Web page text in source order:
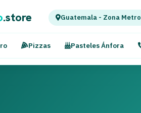
.store Guatemala - Zona Metro
Pizzas Pasteles Ánfora